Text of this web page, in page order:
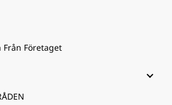
Från Företaget